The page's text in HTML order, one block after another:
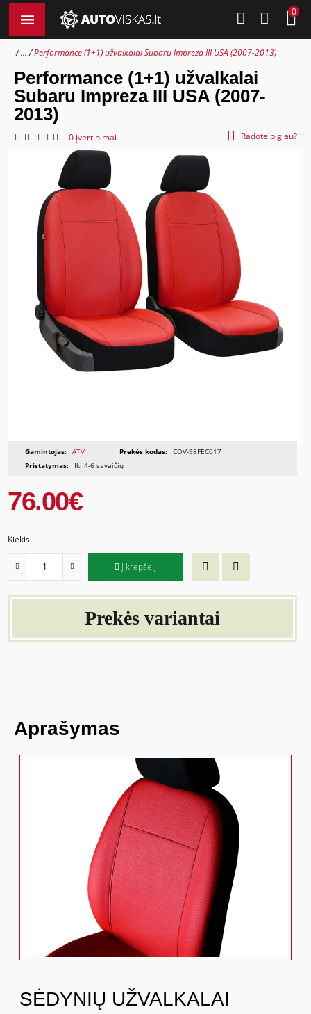
0
... Performance (1+1) užvalkalai Subaru Impreza III USA (2007-2013)
Performance (1+1) užvalkalai
Subaru Impreza III USA (2007-
2013)
0 įvertinimai Radote pigiau?
Gamintojas: ATV Prekės kodas: COV-98FEC017
Pristatymas:
Iki 4-6 savaičių
76.00€
Kiekis
Į krepšelį
Prekės variantai
Aprašymas
SĖDYNIŲ UŽVALKALAI